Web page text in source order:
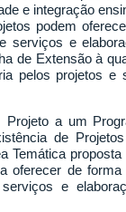
e integração
podem
serviços e
de Extensão à
pelos projetos e
a um
de
Temática
oferecer de
e